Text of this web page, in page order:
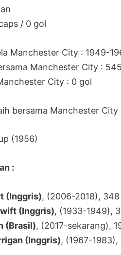
/ 0 gol
Manchester City : 1949-
Manchester City :
City : 0 gol
bersama Manchester City
(1956)
:
(Inggris), (2006-2018), 348
(Inggris), (1933-1949),
(Brasil), (2017-sekarang),
(Inggris), (1967-